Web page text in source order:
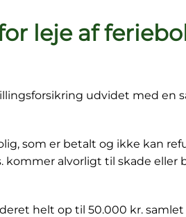
leje af
udvidet med
som er betalt og ikke kan
alvorligt til skade eller
helt op til 50.000 kr. samlet